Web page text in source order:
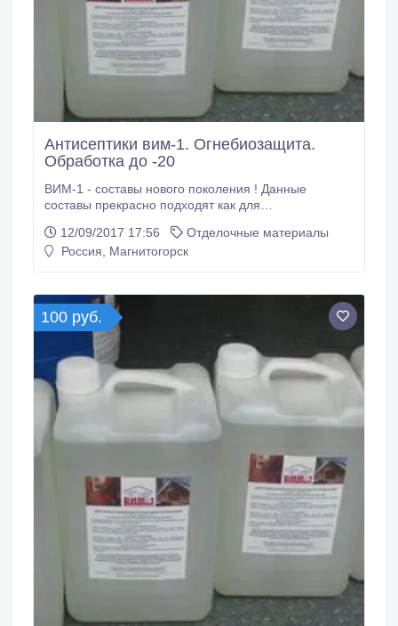
Антисептики вим-1. Огнебиозащита.
Обработка до -20
ВИМ-1 - составы нового поколения ! Данные
составы прекрасно подходят как для
Комплексный антипирен-антисептик ВИМ-1
предназначен для огнебиозащитной обработки
конструкция защищена от возгорания, гниения,
плесени, почернения и насекомых-вредителей.
12/09/2017 17:56
Отделочные материалы
Россия, Магнитогорск
100 руб.